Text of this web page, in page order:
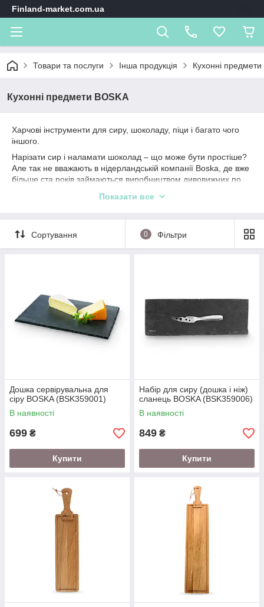
Finland-market.com.ua
Товари та послуги Інша продукція Кухонні
Кухонні предмети BOSKA
Харчові інструменти для сиру, шоколаду, піци і багато чого
іншого.
Нарізати сир і наламати шоколад – що може бути простіше?
Але так не вважають в нідерландській компанії Boska, де вже
більше ста років займаються виробництвом дивовижних по
цих двох продуктів. Ще в 1896 році засновник бренду Віллем
І сьогодні кожен, хто має честь працювати в компанії,
безмірно любить сир і шоколад і готовий поділитися своїм
Показати все
Сортування 0 Фільтри
Дошка сервірувальна для
сіру BOSKA (BSK359001)
В наявності
699 ₴
Купити
Набір для сиру (дошка і ніж)
сланець BOSKA (BSK359006)
В наявності
849 ₴
Купити